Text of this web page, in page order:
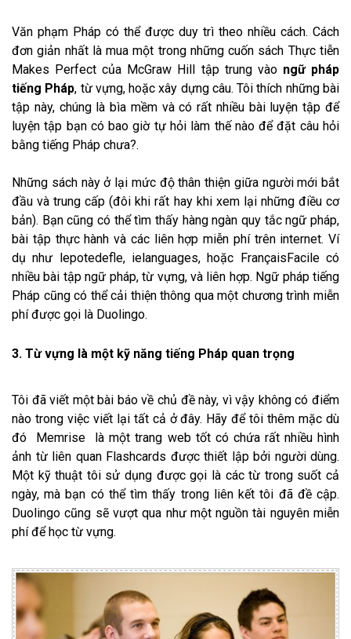
Văn phạm Pháp có thể được duy trì theo nhiều cách. Cách
đơn giản nhất là mua một trong những cuốn sách Thực tiễn
Makes Perfect của McGraw Hill tập trung vào ngữ pháp
tiếng Pháp, từ vựng, hoặc xây dựng câu. Tôi thích những bài
tập này, chúng là bìa mềm và có rất nhiều bài luyện tập để
luyện tập bạn có bao giờ tự hỏi làm thế nào để đặt câu hỏi
bằng tiếng Pháp chưa?.
Những sách này ở lại mức độ thân thiện giữa người mới bắt
đầu và trung cấp (đôi khi rất hay khi xem lại những điều cơ
bản). Bạn cũng có thể tìm thấy hàng ngàn quy tắc ngữ pháp,
bài tập thực hành và các liên hợp miễn phí trên internet. Ví
dụ như lepotedefle, ielanguages, hoặc FrançaisFacile có
nhiều bài tập ngữ pháp, từ vựng, và liên hợp. Ngữ pháp tiếng
Pháp cũng có thể cải thiện thông qua một chương trình miễn
phí được gọi là Duolingo.
3. Từ vựng là một kỹ năng tiếng Pháp quan trọng
Tôi đã viết một bài báo về chủ đề này, vì vậy không có điểm
nào trong việc viết lại tất cả ở đây. Hãy để tôi thêm mặc dù
đó Memrise là một trang web tốt có chứa rất nhiều hình
ảnh từ liên quan Flashcards được thiết lập bởi người dùng.
Một kỹ thuật tôi sử dụng được gọi là các từ trong suốt cả
ngày, mà bạn có thể tìm thấy trong liên kết tôi đã đề cập.
Duolingo cũng sẽ vượt qua như một nguồn tài nguyên miễn
phí để học từ vựng.